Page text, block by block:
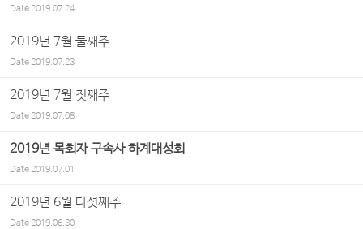
Date2019.07.24
2019년 7월 둘째주
Date2019.07.23
2019년 7월 첫째주
Date2019.07.08
2019년 목회자 구속사 하계대성회
Date2019.07.01
2019년 6월 다섯째주
Date2019.06.30